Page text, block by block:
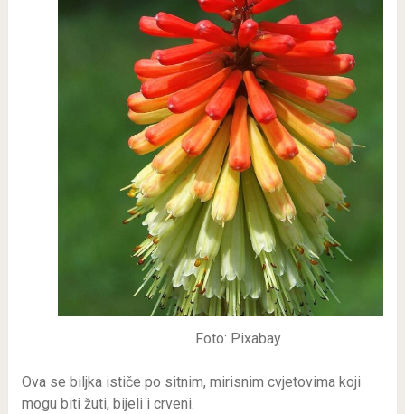
Foto: Pixabay
Ova se biljka ističe po sitnim, mirisnim cvjetovima koji
mogu biti žuti, bijeli i crveni.